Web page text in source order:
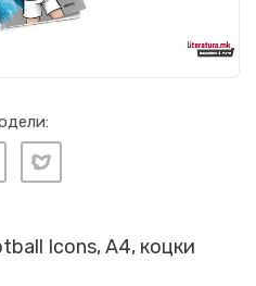
Icons, A4, коцки